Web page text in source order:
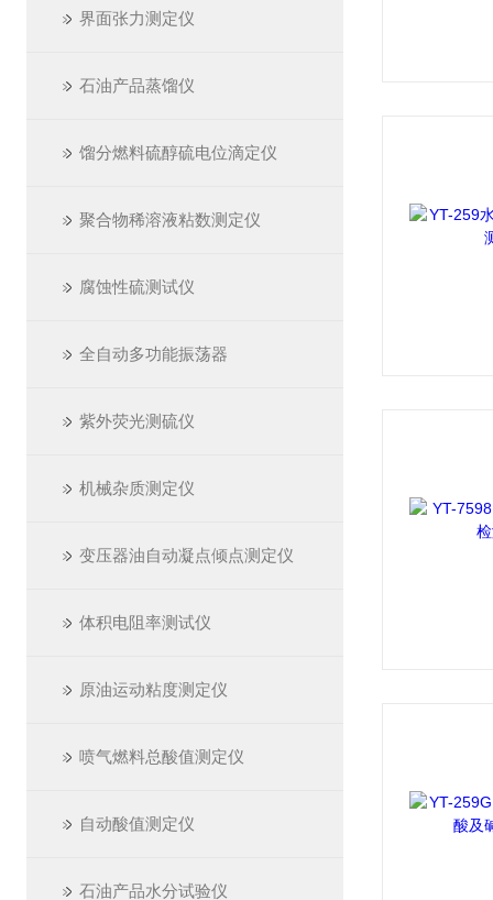
界面张力测定仪
石油产品蒸馏仪
馏分燃料硫醇硫电位滴定仪
聚合物稀溶液粘数测定仪
腐蚀性硫测试仪
全自动多功能振荡器
紫外荧光测硫仪
机械杂质测定仪
变压器油自动凝点倾点测定仪
体积电阻率测试仪
原油运动粘度测定仪
喷气燃料总酸值测定仪
自动酸值测定仪
石油产品水分试验仪